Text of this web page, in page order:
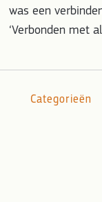
was een
‘Verbonden met
Categorieën